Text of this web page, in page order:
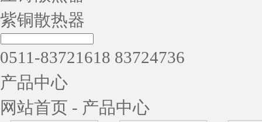
紫铜散热器
0511-83721618 83724736
产品中心
网站首页 - 产品中心